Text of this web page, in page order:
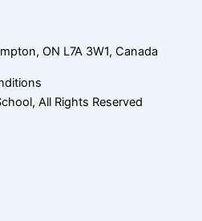
ON L7A 3W1, Canada
All Rights Reserved